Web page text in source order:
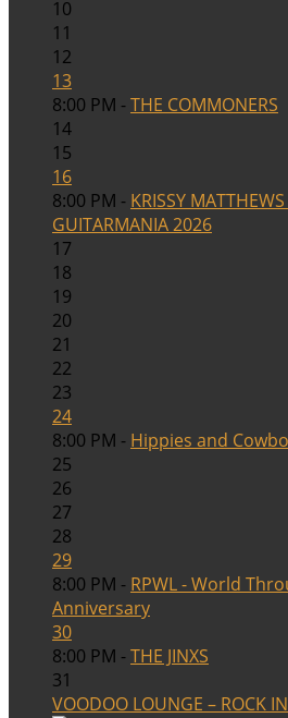
10
11
12
13
8:00 PM -THE COMMONERS
14
15
16
8:00 PM - KRISSY
GUITARMANIA 2026
17
18
19
20
21
22
23
24
8:00 PM - Hippies and
25
26
27
28
29
8:00 PM - RPWL - World
Anniversary
30
8:00 PM -THE JINXS
31
VOODOO LOUNGE – ROCK